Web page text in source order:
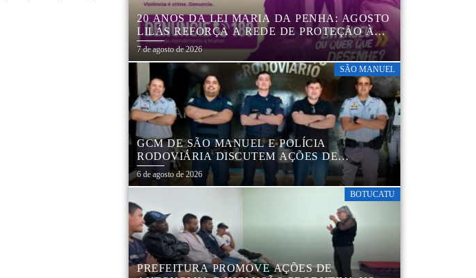
20 ANOS DA LEI MARIA DA PENHA: AGOSTO
LILÁS REFORÇA A REDE DE PROTEÇÃO ÀS
MULHERES EM BOTUCATU
7 de agosto de 2026
SÃO MANUEL
GCM DE SÃO MANUEL E POLÍCIA
RODOVIÁRIA DISCUTEM AÇÕES DE
EDUCAÇÃO E SEGURANÇA NO TRÂNSITO
6 de agosto de 2026
BOTUCATU
PREFEITURA PROMOVE AÇÕES DE